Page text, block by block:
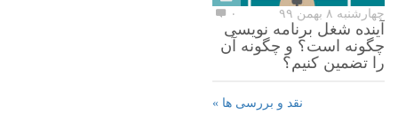
چهارشنبه ۸ بهمن ۹۹ ۰
آینده شغل برنامه نویسی
چگونه است؟ و چگونه آن
را تضمین کنیم؟
نقد و بررسی ها »